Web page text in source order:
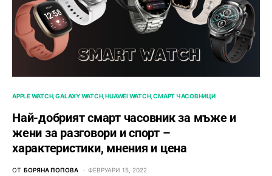
APPLE WATCH GALAXY WATCH HUAWEI WATCH СМАРТ ЧАСОВНИЦИ
Най-добрият смарт часовник за мъже и
жени за разговори и спорт –
характеристики, мнения и цена
ОТ БОРЯНА ПОПОВА ФЕВРУАРИ 15, 2022